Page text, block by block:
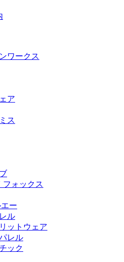
ワークス
ア
ス
フォックス
ー
ル
ットウェア
レル
ック